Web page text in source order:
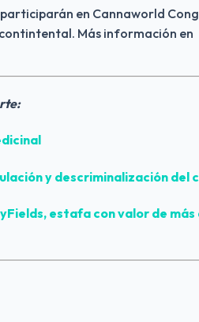
en Cannaworld
y descriminalización del
, estafa con valor de más